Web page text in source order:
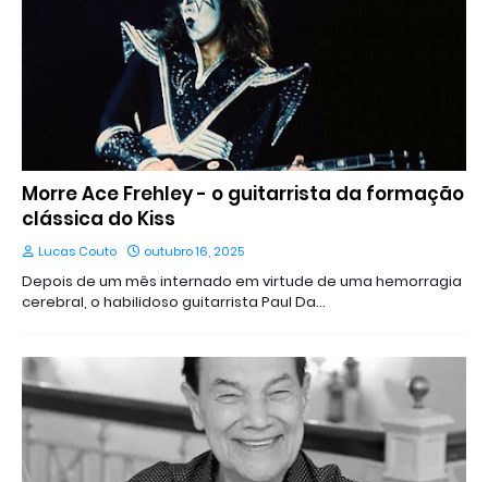
Morre Ace Frehley - o guitarrista da formação
clássica do Kiss
Lucas Couto outubro 16, 2025
Depois de um mês internado em virtude de uma hemorragia
cerebral, o habilidoso guitarrista Paul Da…